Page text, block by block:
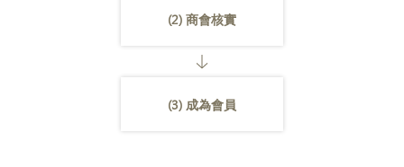
(2) 商會核實
(3) 成為會員